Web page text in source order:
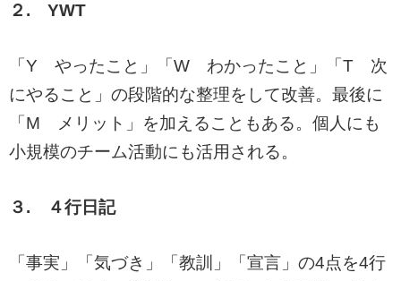
２. YWT
「Y やったこと」「W わかったこと」「T 次
にやること」の段階的な整理をして改善。最後に
「M メリット」を加えることもある。個人にも
小規模のチーム活動にも活用される。
３. ４行日記
「事実」「気づき」「教訓」「宣言」の4点を4行